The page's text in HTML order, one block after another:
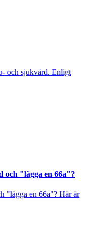
och sjukvård. Enligt
och "lägga en 66a"?
"lägga en 66a"? Här är